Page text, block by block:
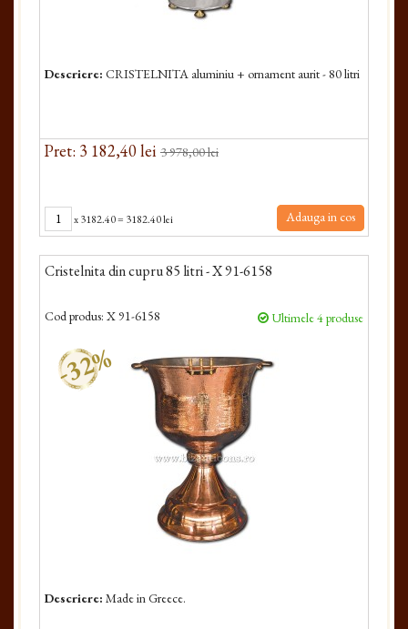
Descriere: CRISTELNITA aluminiu + ornament aurit - 80 litri
Pret: 3 182,40 lei 3 978,00 lei
x3182.40= 3182.40 lei Adauga in cos
Cristelnita din cupru 85 litri - X 91-6158
Cod produs: X 91-6158 Ultimele 4 produse
-32%
Descriere: Made in Greece.